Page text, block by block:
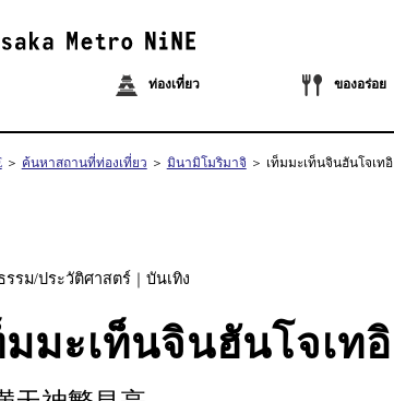
ท่องเที่ยว ของอร่อย
ค้นหาสถานที่ท่องเที่ยว มินามิโมริมาจิ เท็มมะเท็นจินฮันโจเทอิ
รม/ประวัติศาสตร์ บันเทิง
มมะเท็นจินฮันโจเทอิ